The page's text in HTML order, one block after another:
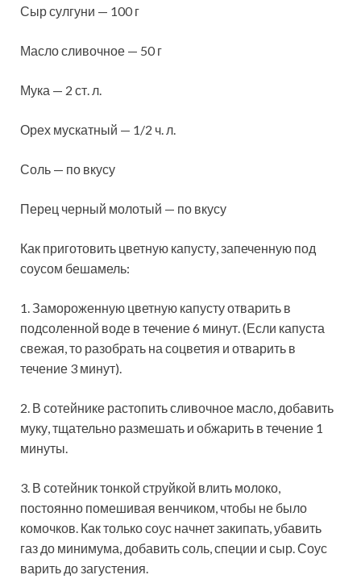
Сыр сулгуни — 100 г
Масло сливочное — 50 г
Мука — 2 ст. л.
Орех мускатный — 1/2 ч. л.
Соль — по вкусу
Перец черный молотый — по вкусу
Как приготовить цветную капусту, запеченную под
соусом бешамель:
1. Замороженную цветную капусту отварить в
подсоленной воде в течение 6 минут. (Если капуста
свежая, то разобрать на соцветия и отварить в
течение 3 минут).
2. В сотейнике растопить сливочное масло, добавить
муку, тщательно размешать и обжарить в течение 1
минуты.
3. В сотейник тонкой струйкой влить молоко,
постоянно помешивая венчиком, чтобы не было
комочков. Как только соус начнет закипать, убавить
газ до минимума, добавить соль, специи и сыр. Соус
варить до загустения.